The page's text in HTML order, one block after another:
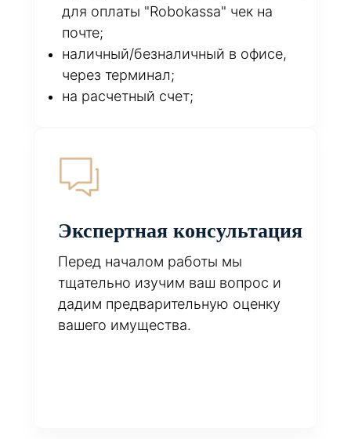
для оплаты "Robokassa" чек на
почте;
наличный/безналичный в офисе,
через терминал;
на расчетный счет;
Экспертная консультация
Перед началом работы мы
тщательно изучим ваш вопрос и
дадим предварительную оценку
вашего имущества.